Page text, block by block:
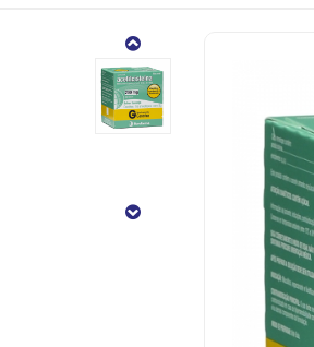
Acetilcisteina
Granulado
200mg
Envelopes